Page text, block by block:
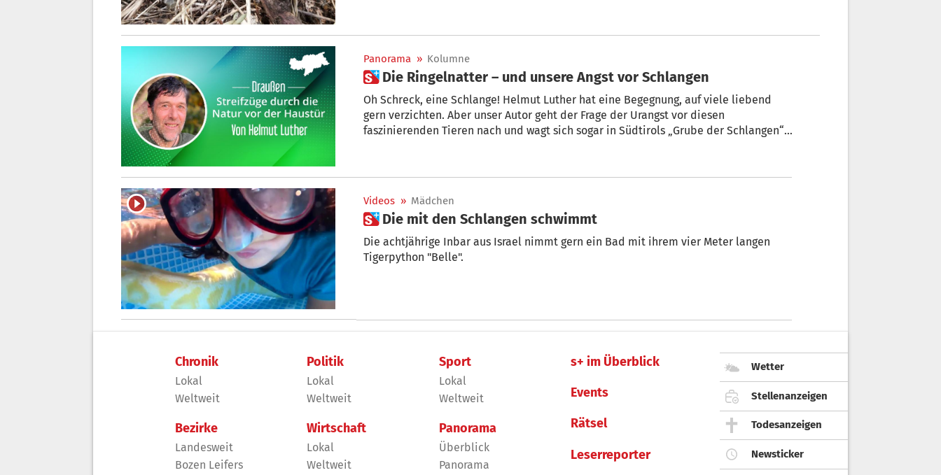
Panorama » Kolumne
 Die Ringelnatter – und unsere Angst vor Schlangen
Oh Schreck, eine Schlange! Helmut Luther hat eine Begegnung, auf viele liebend
gern verzichten. Aber unser Autor geht der Frage der Urangst vor diesen
faszinierenden Tieren nach und wagt sich sogar in Südtirols „Grube der Schlangen“.
Videos » Mädchen
 Die mit den Schlangen schwimmt
Die achtjährige Inbar aus Israel nimmt gern ein Bad mit ihrem vier Meter langen
Tigerpython "Belle".
Chronik
Lokal
Weltweit
Bezirke
Landesweit
Bozen Leifers
Politik
Lokal
Weltweit
Wirtschaft
Lokal
Weltweit
Sport
Lokal
Weltweit
Panorama
Überblick
Panorama
s+ im Überblick
Events
Rätsel
Leserreporter
Wetter
Stellenanzeigen
Todesanzeigen
Newsticker